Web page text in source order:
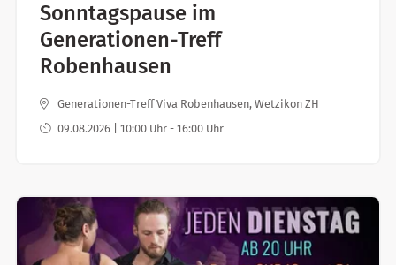
Sonntagspause im
Generationen-Treff
Robenhausen
Generationen-Treff Viva Robenhausen, Wetzikon ZH
09.08.2026 | 10:00 Uhr - 16:00 Uhr